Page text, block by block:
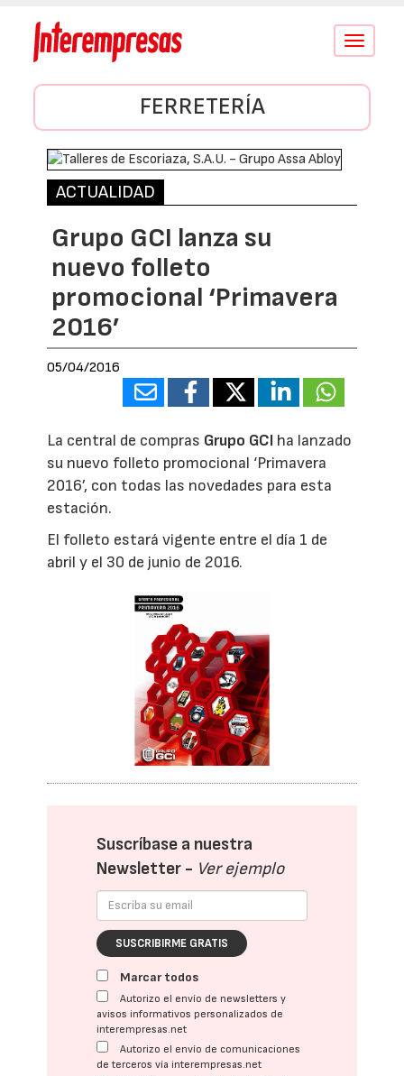
Conmutar
FERRETERÍA
ACTUALIDAD
Grupo GCI lanza su
nuevo folleto
promocional ‘Primavera
2016’
05/04/2016
La central de compras Grupo GCI ha lanzado
su nuevo folleto promocional ‘Primavera
2016’, con todas las novedades para esta
estación.
El folleto estará vigente entre el día 1 de
abril y el 30 de junio de 2016.
Suscríbase a nuestra
Newsletter - Ver ejemplo
SUSCRIBIRME GRATIS
Marcar todos
Autorizo el envío de newsletters y
avisos informativos personalizados de
interempresas.net
Autorizo el envío de comunicaciones
de terceros vía interempresas.net